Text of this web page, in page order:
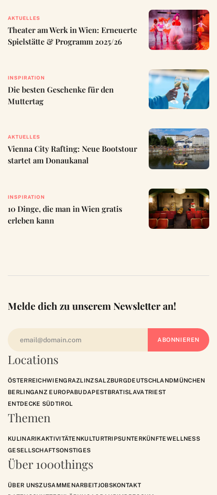
AKTUELLES
Theater am Werk in Wien: Erneuerte
Spielstätte & Programm 2025/26
INSPIRATION
Die besten Geschenke für den
Muttertag
AKTUELLES
Vienna City Rafting: Neue Bootstour
startet am Donaukanal
INSPIRATION
10 Dinge, die man in Wien gratis
erleben kann
Locations
ÖSTERREICHWIENGRAZLINZSALZBURGDEUTSCHLANDMÜNCHEN
BERLINGANZ EUROPABUDAPESTBRATISLAVATRIEST
ENTDECKE SÜDTIROL
Themen
KULINARIKAKTIVITÄTENKULTURTRIPSUNTERKÜNFTEWELLNESS
GESELLSCHAFTSONSTIGES
Über 1000things
ÜBER UNSZUSAMMENARBEITJOBSKONTAKT
Melde dich zu unserem Newsletter an!